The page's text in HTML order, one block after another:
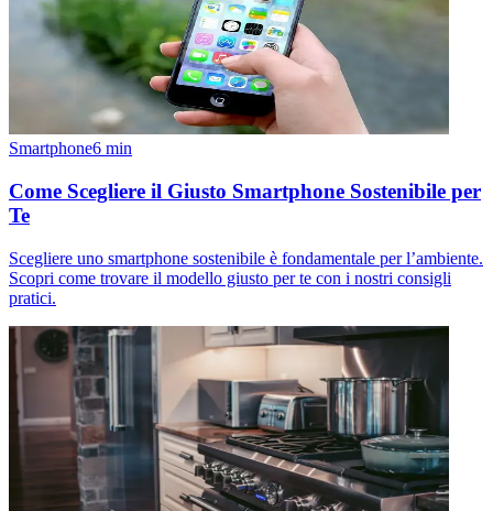
Smartphone6 min
Come Scegliere il Giusto Smartphone Sostenibile per
Te
Scegliere uno smartphone sostenibile è fondamentale per l’ambiente.
Scopri come trovare il modello giusto per te con i nostri consigli
pratici.